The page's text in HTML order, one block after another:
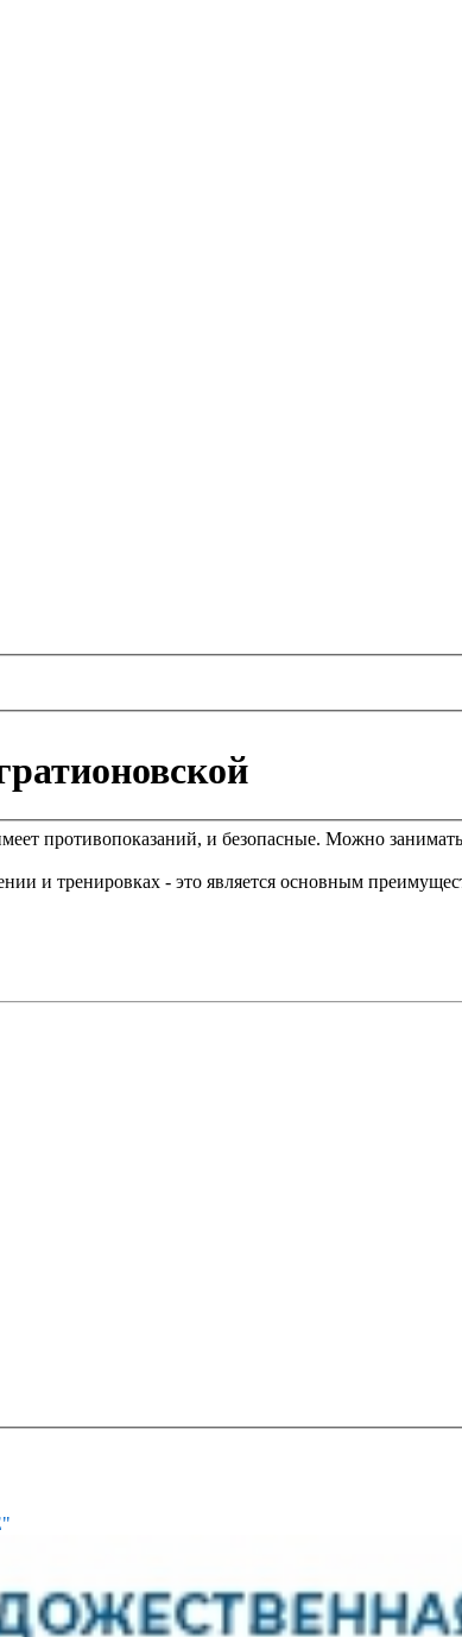
противопоказаний, и безопасные. Можно
и тренировках - это является основным